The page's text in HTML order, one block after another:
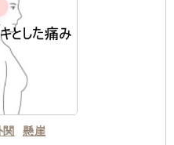
関 懸崖